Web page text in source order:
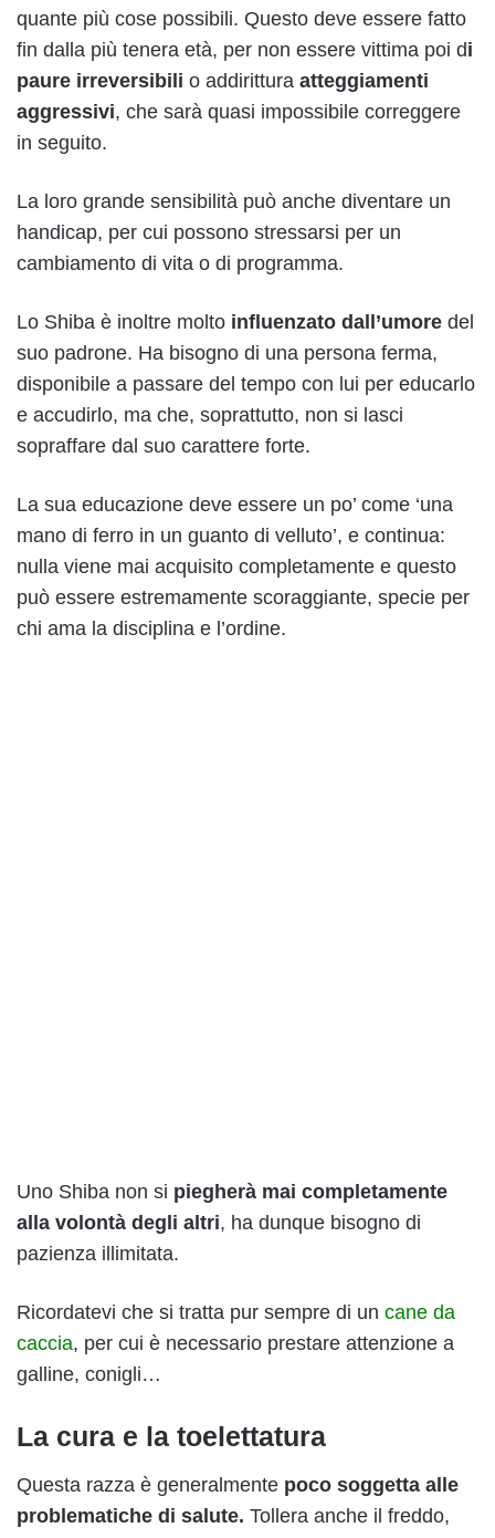
quante più cose possibili. Questo deve essere fatto
fin dalla più tenera età, per non essere vittima poi di
paure irreversibili o addirittura atteggiamenti
aggressivi, che sarà quasi impossibile correggere
in seguito.
La loro grande sensibilità può anche diventare un
handicap, per cui possono stressarsi per un
cambiamento di vita o di programma.
Lo Shiba è inoltre molto influenzato dall’umore del
suo padrone. Ha bisogno di una persona ferma,
disponibile a passare del tempo con lui per educarlo
e accudirlo, ma che, soprattutto, non si lasci
sopraffare dal suo carattere forte.
La sua educazione deve essere un po’ come ‘una
mano di ferro in un guanto di velluto’, e continua:
nulla viene mai acquisito completamente e questo
può essere estremamente scoraggiante, specie per
chi ama la disciplina e l’ordine.
Uno Shiba non si piegherà mai completamente
alla volontà degli altri, ha dunque bisogno di
pazienza illimitata.
Ricordatevi che si tratta pur sempre di un cane da
caccia, per cui è necessario prestare attenzione a
galline, conigli…
La cura e la toelettatura
Questa razza è generalmente poco soggetta alle
problematiche di salute. Tollera anche il freddo,